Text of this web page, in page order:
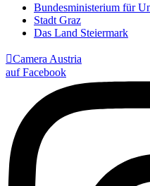
Bundesministerium für
Stadt Graz
Das Land Steiermark
Camera Austria
auf Facebook